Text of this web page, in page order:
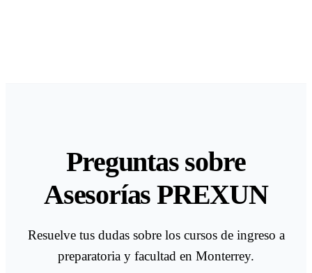
Preguntas sobre
Asesorías PREXUN
Resuelve tus dudas sobre los cursos de ingreso a
preparatoria y facultad en Monterrey.